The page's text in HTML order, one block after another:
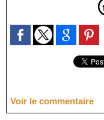
Voir le commentaire